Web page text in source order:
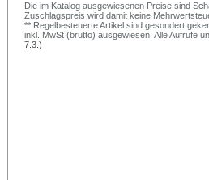
Die im Katalog ausgewiesenen Preise sind
Zuschlagspreis wird damit keine
** Regelbesteuerte Artikel sind gesondert
inkl. MwSt (brutto) ausgewiesen. Alle Aufrufe
7.3.)